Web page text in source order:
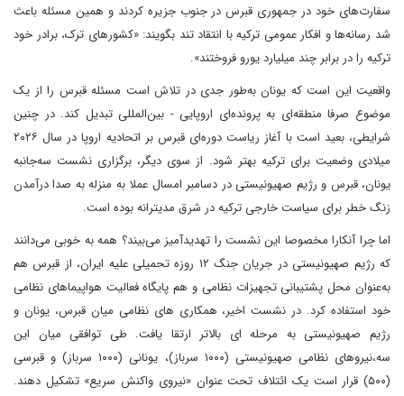
سفارت‌های خود در جمهوری قبرس در جنوب جزیره کردند و همین مسئله باعث
شد رسانه‌ها و افکار عمومی ترکیه با انتقاد تند بگویند: «کشورهای ترک، برادر خود
ترکیه را در برابر چند میلیارد یورو فروختند».
واقعیت این است که یونان به‌طور جدی در تلاش است مسئله قبرس را از یک
موضوع صرفا منطقه‌ای به پرونده‌ای اروپایی - بین‌المللی تبدیل کند. در چنین
شرایطی، بعید است با آغاز ریاست دوره‌ای قبرس بر اتحادیه اروپا در سال ۲۰۲۶
میلادی وضعیت برای ترکیه بهتر شود. از سوی دیگر، برگزاری نشست سه‌جانبه
یونان، قبرس و رژیم صهیونیستی در دسامبر امسال عملا به منزله به صدا درآمدن
زنگ خطر برای سیاست خارجی ترکیه در شرق مدیترانه بوده است.
اما چرا آنکارا مخصوصا این نشست را تهدید‌آمیز می‌بیند؟ همه به خوبی می‌دانند
که رژیم صهیونیستی در جریان جنگ ۱۲ روزه تحمیلی علیه ایران، از قبرس هم
به‌عنوان محل پشتیبانی تجهیزات نظامی و هم پایگاه فعالیت هواپیماهای نظامی
خود استفاده کرد. در نشست اخیر، همکاری های نظامی میان قبرس، یونان و
رژیم صهیونیستی به مرحله ای بالاتر ارتقا یافت. طی توافقی میان این
سه،‌نیروهای نظامی صهیونیستی (۱۰۰۰ سرباز)، یونانی (۱۰۰۰ سرباز) و قبرسی
(۵۰۰) قرار است یک ائتلاف تحت عنوان «نیروی واکنش سریع» تشکیل دهند.